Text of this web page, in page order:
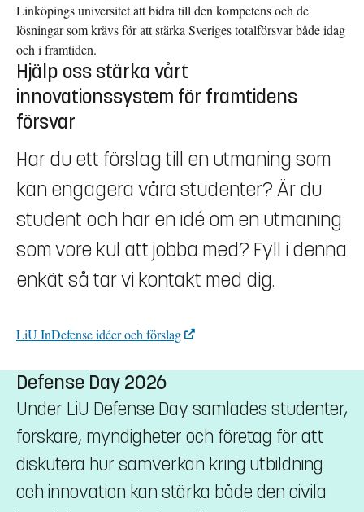
Linköpings universitet att bidra till den kompetens och de
lösningar som krävs för att stärka Sveriges totalförsvar både idag
och i framtiden.
Hjälp oss stärka vårt
innovationssystem för framtidens
försvar
Har du ett förslag till en utmaning som
kan engagera våra studenter? Är du
student och har en idé om en utmaning
som vore kul att jobba med? Fyll i denna
enkät så tar vi kontakt med dig.
LiU InDefense idéer och förslag
Defense Day 2026
Under LiU Defense Day samlades studenter,
forskare, myndigheter och företag för att
diskutera hur samverkan kring utbildning
och innovation kan stärka både den civila